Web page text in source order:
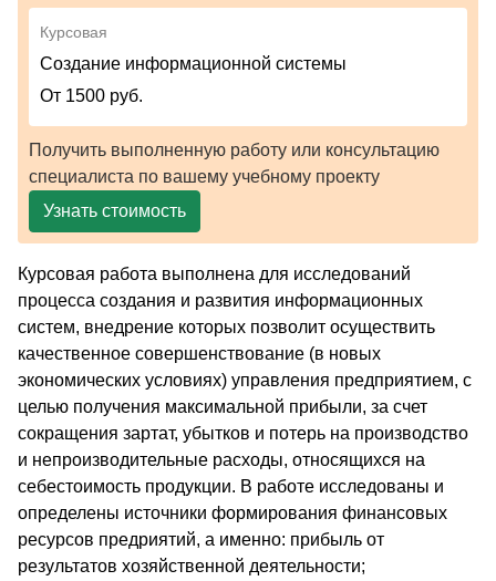
Курсовая
Создание информационной системы
От 1500 руб.
Получить выполненную работу или консультацию
специалиста по вашему учебному проекту
Узнать стоимость
Курсовая работа выполнена для исследований
процесса создания и развития информационных
систем, внедрение которых позволит осуществить
качественное совершенствование (в новых
экономических условиях) управления предприятием, с
целью получения максимальной прибыли, за счет
сокращения зартат, убытков и потерь на производство
и непроизводительные расходы, относящихся на
себестоимость продукции. В работе исследованы и
определены источники формирования финансовых
ресурсов предриятий, а именно: прибыль от
результатов хозяйственной деятельности;